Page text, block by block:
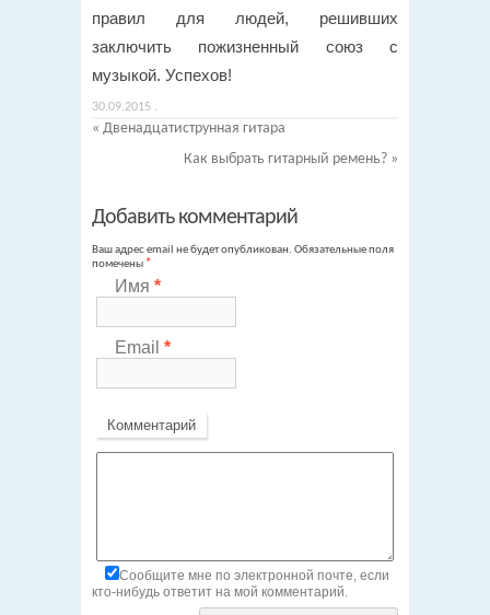
правил для людей, решивших
заключить пожизненный союз с
музыкой. Успехов!
30.09.2015 .
« Двенадцатиструнная гитара
Как выбрать гитарный ремень? »
Добавить комментарий
Ваш адрес email не будет опубликован. Обязательные поля
помечены *
Имя *
Email *
Комментарий
Сообщите мне по электронной почте, если
кто-нибудь ответит на мой комментарий.